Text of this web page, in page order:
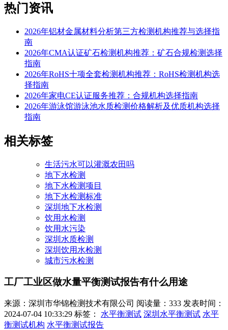
热门资讯
2026年铝材金属材料分析第三方检测机构推荐与选择指
南
2026年CMA认证矿石检测机构推荐：矿石合规检测选择
指南
2026年RoHS十项全套检测机构推荐：RoHS检测机构选
择指南
2026年家电CE认证服务推荐：合规机构选择指南
2026年游泳馆游泳池水质检测价格解析及优质机构选择
指南
相关标签
生活污水可以灌溉农田吗
地下水检测
地下水检测项目
地下水检测标准
深圳地下水检测
饮用水检测
饮用水污染
深圳水质检测
深圳饮用水检测
城市污水检测
工厂工业区做水量平衡测试报告有什么用途
来源：深圳市华锦检测技术有限公司 阅读量：333 发表时间：
2024-07-04 10:33:29 标签： 水平衡测试 深圳水平衡测试 水平
衡测试机构 水平衡测试报告